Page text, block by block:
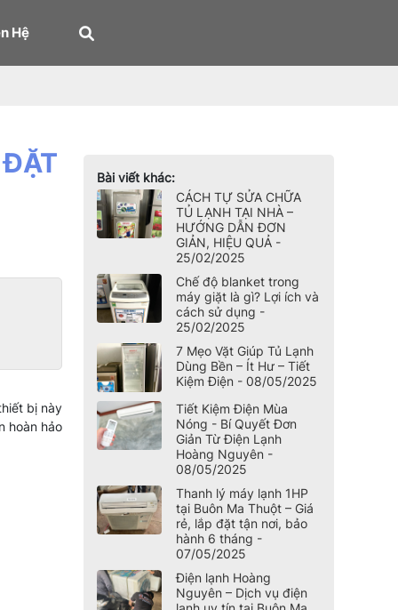
Hệ
ĐẶT
bị này
hoàn hảo
Bài viết khác:
CÁCH TỰ SỬA CHỮA
TỦ LẠNH TẠI NHÀ –
HƯỚNG DẪN ĐƠN
GIẢN, HIỆU QUẢ -
25/02/2025
Chế độ blanket trong
máy giặt là gì? Lợi ích và
cách sử dụng -
25/02/2025
7 Mẹo Vặt Giúp Tủ Lạnh
Dùng Bền – Ít Hư – Tiết
Kiệm Điện - 08/05/2025
Tiết Kiệm Điện Mùa
Nóng - Bí Quyết Đơn
Giản Từ Điện Lạnh
Hoàng Nguyên -
08/05/2025
Thanh lý máy lạnh 1HP
tại Buôn Ma Thuột – Giá
rẻ, lắp đặt tận nơi, bảo
hành 6 tháng -
07/05/2025
Điện lạnh Hoàng
Nguyên – Dịch vụ điện